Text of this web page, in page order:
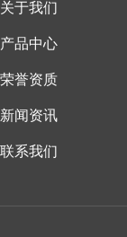
关于我们
产品中心
荣誉资质
新闻资讯
联系我们